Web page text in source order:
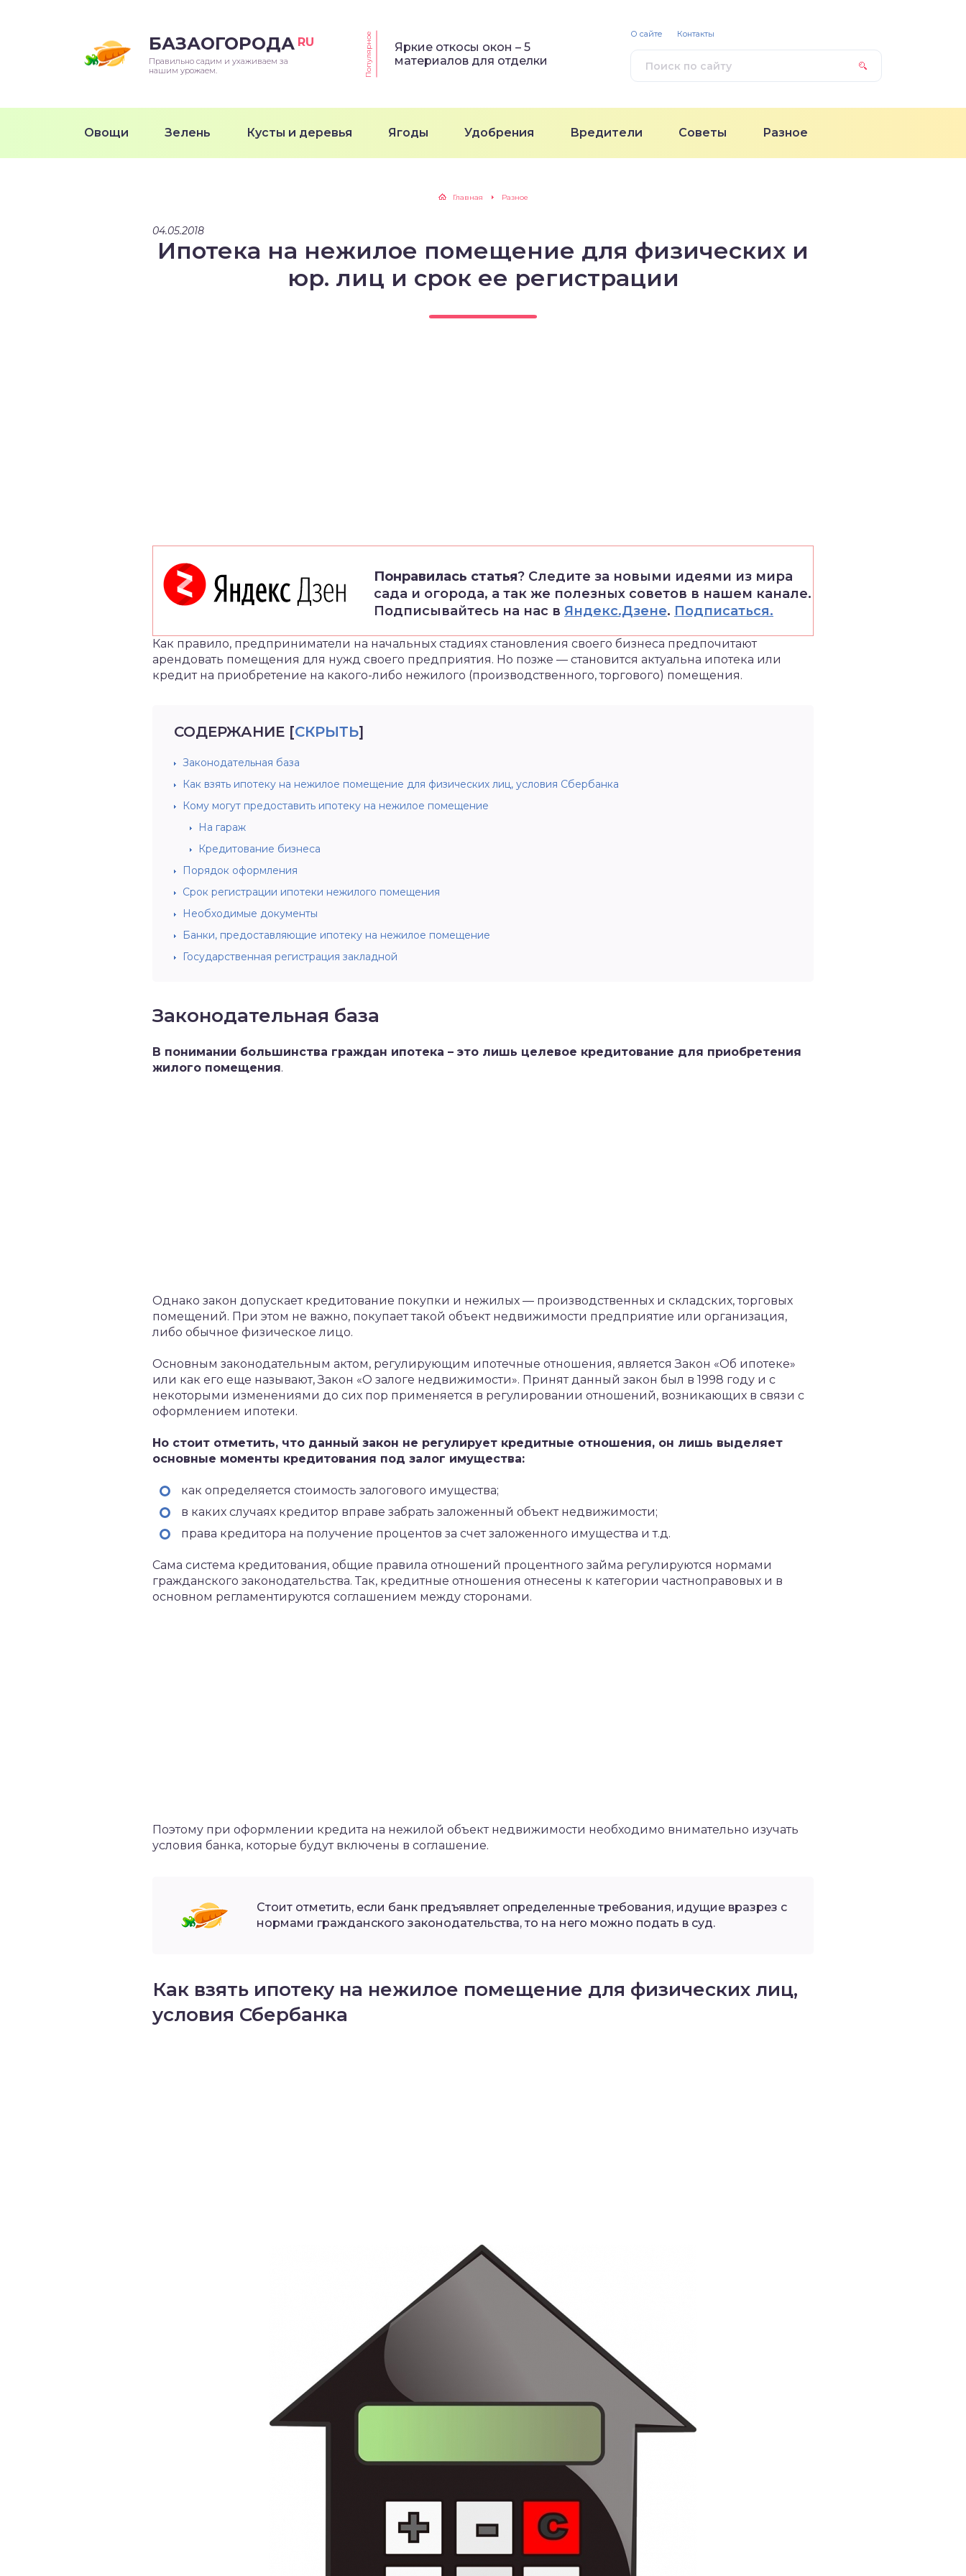
БАЗАОГОРОДА RU
Правильно садим и ухаживаем за
нашим урожаем.
Популярное
Яркие откосы окон – 5
материалов для отделки
Овощи Зелень Кусты и деревья Ягоды Удобрения Вредители Советы Разное
О сайте Контакты
Главная Разное
04.05.2018
Ипотека на нежилое помещение для физических и
юр. лиц и срок ее регистрации
Понравилась статья? Следите за новыми идеями из мира
сада и огорода, а так же полезных советов в нашем канале.
Подписывайтесь на нас в Яндекс.Дзене. Подписаться.
Как правило, предприниматели на начальных стадиях становления своего бизнеса предпочитают
арендовать помещения для нужд своего предприятия. Но позже — становится актуальна ипотека или
кредит на приобретение на какого-либо нежилого (производственного, торгового) помещения.
СОДЕРЖАНИЕ [СКРЫТЬ]
Законодательная база
Как взять ипотеку на нежилое помещение для физических лиц, условия Сбербанка
Кому могут предоставить ипотеку на нежилое помещение
На гараж
Кредитование бизнеса
Порядок оформления
Срок регистрации ипотеки нежилого помещения
Необходимые документы
Банки, предоставляющие ипотеку на нежилое помещение
Государственная регистрация закладной
Законодательная база
В понимании большинства граждан ипотека – это лишь целевое кредитование для приобретения
жилого помещения.
Однако закон допускает кредитование покупки и нежилых — производственных и складских, торговых
помещений. При этом не важно, покупает такой объект недвижимости предприятие или организация,
либо обычное физическое лицо.
Основным законодательным актом, регулирующим ипотечные отношения, является Закон «Об ипотеке»
или как его еще называют, Закон «О залоге недвижимости». Принят данный закон был в 1998 году и с
некоторыми изменениями до сих пор применяется в регулировании отношений, возникающих в связи с
оформлением ипотеки.
Но стоит отметить, что данный закон не регулирует кредитные отношения, он лишь выделяет
основные моменты кредитования под залог имущества:
как определяется стоимость залогового имущества;
в каких случаях кредитор вправе забрать заложенный объект недвижимости;
права кредитора на получение процентов за счет заложенного имущества и т.д.
Сама система кредитования, общие правила отношений процентного займа регулируются нормами
гражданского законодательства. Так, кредитные отношения отнесены к категории частноправовых и в
основном регламентируются соглашением между сторонами.
Поэтому при оформлении кредита на нежилой объект недвижимости необходимо внимательно изучать
условия банка, которые будут включены в соглашение.
Стоит отметить, если банк предъявляет определенные требования, идущие вразрез с
нормами гражданского законодательства, то на него можно подать в суд.
Как взять ипотеку на нежилое помещение для физических лиц,
условия Сбербанка